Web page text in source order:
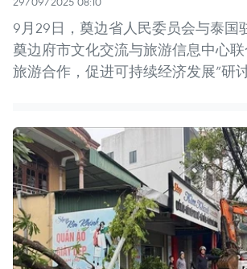
9月29日，奠边省人民委员会与泰国
奠边府市文化交流与旅游信息中心
旅游合作，促进可持续经济发展”研讨